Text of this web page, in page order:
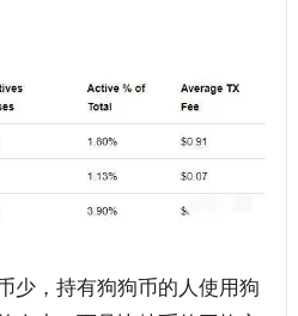
少，持有狗狗币的人使用狗